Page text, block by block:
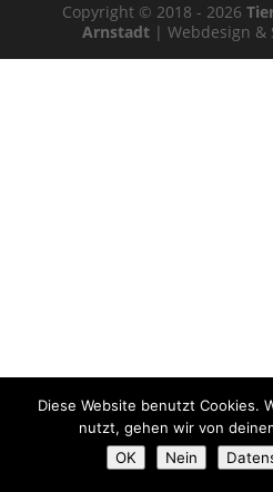
Copyright © 2018 - 2026
Arnstadt| Webdesign &
Diese Website benutzt Cookies.
nutzt, gehen wir von
OK
Nein